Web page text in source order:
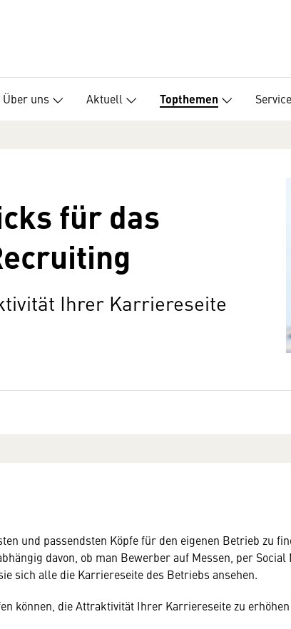
Über uns Aktuell Topthemen Service
für das
Ihrer Karriereseite
und passendsten Köpfe für den eigenen Betrieb zu
davon, ob man Bewerber auf Messen, per Social
sich alle die Karriereseite des Betriebs ansehen.
können, die Attraktivität Ihrer Karriereseite zu